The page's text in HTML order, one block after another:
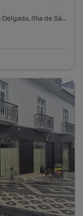
Ponta Delgada (São Sebastião), Ponta Delgada, Ilha de São Miguel